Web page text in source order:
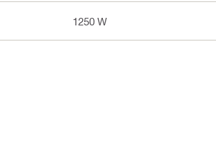
1250 W